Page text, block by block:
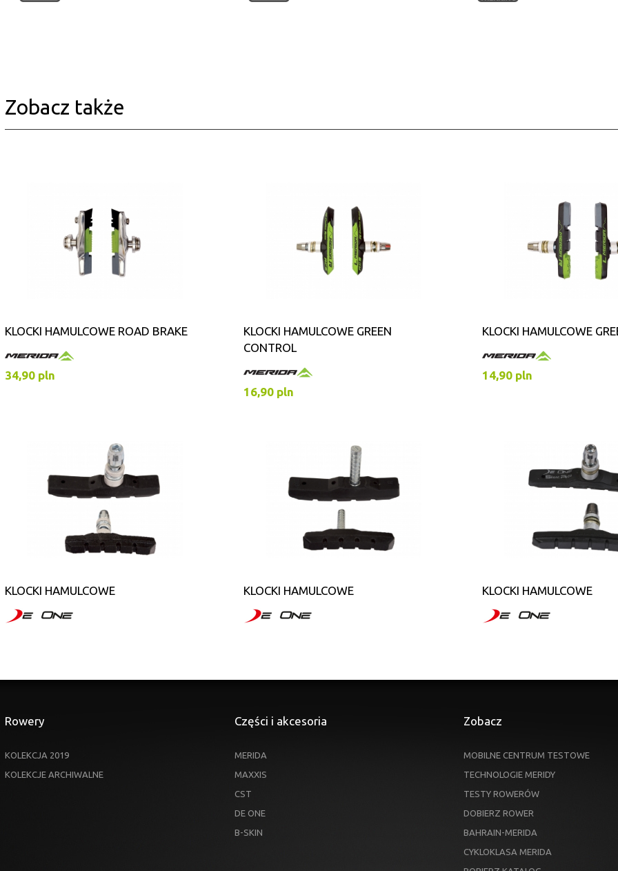
Zobacz także
KLOCKI HAMULCOWE ROAD BRAKE
34,90 pln
KLOCKI HAMULCOWE GREEN
CONTROL
16,90 pln
KLOCKI HAMULCOWE
14,90 pln
KLOCKI HAMULCOWE KLOCKI HAMULCOWE KLOCKI HAMULCOWE
Rowery
KOLEKCJA 2019
KOLEKCJE ARCHIWALNE
Części i akcesoria
MERIDA
MAXXIS
CST
DE ONE
B-SKIN
Zobacz
MOBILNE CENTRUM TESTOWE
TECHNOLOGIE MERIDY
TESTY ROWERÓW
DOBIERZ ROWER
BAHRAIN-MERIDA
CYKLOKLASA MERIDA